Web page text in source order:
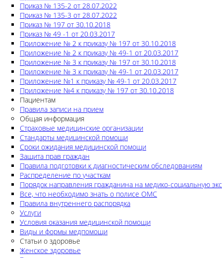
Приказ № 135-2 от 28.07.2022
Приказ № 135-3 от 28.07.2022
Приказ № 197 от 30.10.2018
Приказ № 49 -1 от 20.03.2017
Приложение № 2 к приказу № 197 от 30.10.2018
Приложение № 2 к приказу № 49-1 от 20.03.2017
Приложение № 3 к приказу № 197 от 30.10.2018
Приложение № 3 к приказу № 49-1 от 20.03.2017
Приложение №1 к приказу № 49-1 от 20.03.2017
Приложение №4 к приказу № 197 от 30.10.2018
Пациентам
Правила записи на прием
Общая информация
Страховые медицинские организации
Стандарты медицинской помощи
Сроки ожидания медицинской помощи
Защита прав граждан
Правила подготовки к диагностическим обследованиям
Распределение по участкам
Порядок направления гражданина на медико-социальную
Все, что необходимо знать о полисе ОМС
Правила внутреннего распорядка
Услуги
Условия оказания медицинской помощи
Виды и формы медпомощи
Статьи о здоровье
Женское здоровье